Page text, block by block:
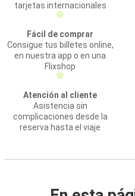
tarjetas internacionales
Fácil de comprar
Consigue tus billetes online,
en nuestra app o en una
Flixshop
Atención al cliente
Asistencia sin
complicaciones desde la
reserva hasta el viaje